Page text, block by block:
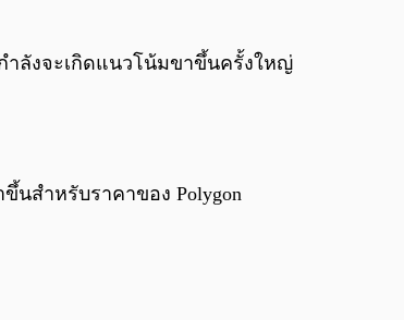
ำลังจะเกิดแนวโน้มขาขึ้นครั้งใหญ่
นสำหรับราคาของ Polygon